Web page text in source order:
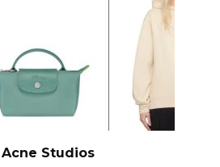
Studios